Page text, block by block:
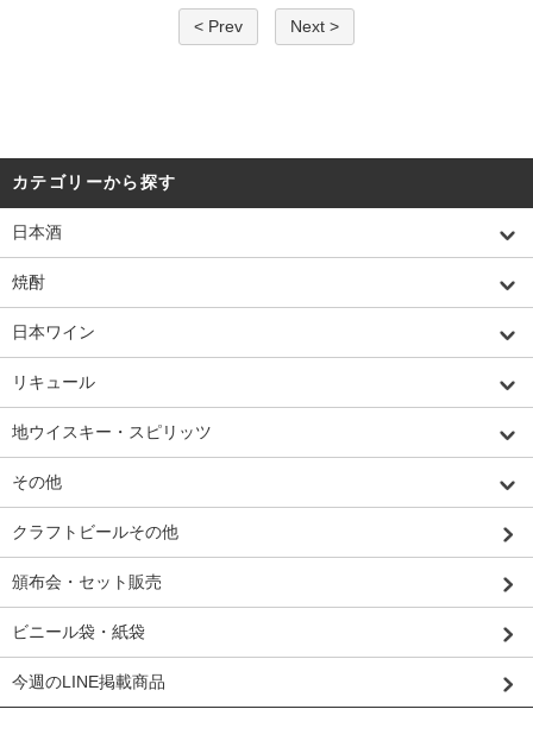
< Prev Next >
カテゴリーから探す
日本酒
焼酎
日本ワイン
リキュール
地ウイスキー・スピリッツ
その他
クラフトビールその他
頒布会・セット販売
ビニール袋・紙袋
今週のLINE掲載商品